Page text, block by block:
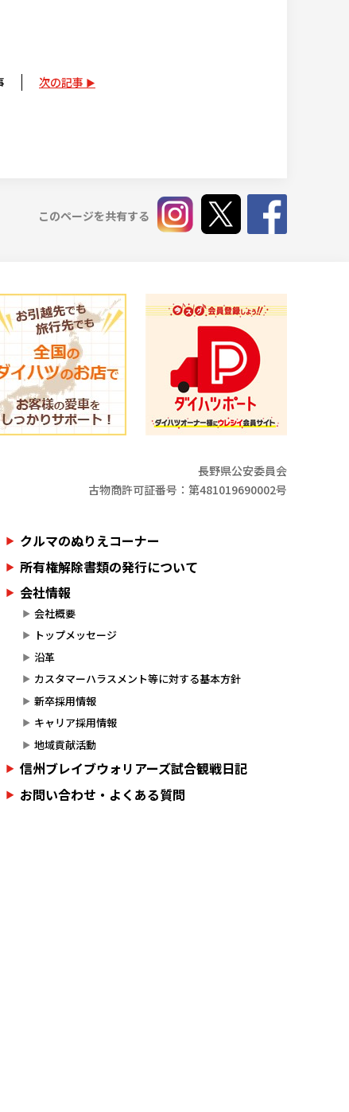
次の記事
このページを共有する
長野県公安委員会
古物商許可証番号：第481019690002号
クルマのぬりえコーナー
所有権解除書類の発行について
会社情報
会社概要
トップメッセージ
沿革
カスタマーハラスメント等に対する基本方針
新卒採用情報
キャリア採用情報
地域貢献活動
信州ブレイブウォリアーズ試合観戦日記
お問い合わせ・よくある質問